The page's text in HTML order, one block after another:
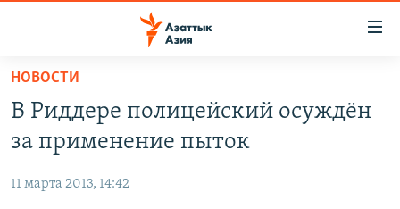
Вернуться
основному
содержанию
Вернутся
УЗБЕКИСТАН
НОВОСТИ
ВОЙНА В УКРАИНЕ
НА ДРУГИХ ЯЗЫКАХ
НОВОСТИ
В Риддере полицейский осуждён
за применение пыток
11 марта 2013, 14:42